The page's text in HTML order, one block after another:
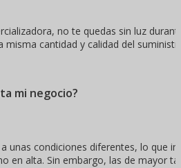
no te quedas sin luz
misma cantidad y calidad del
mi negocio?
unas condiciones diferentes, lo que
en alta. Sin embargo, las de mayor